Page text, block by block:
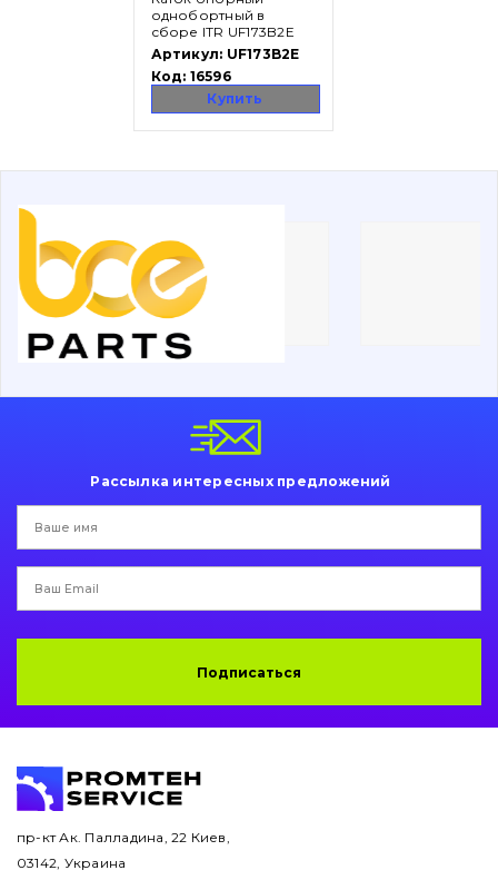
Фильтры и смазочные материалы
Коронки, зубья, адаптера, пальцы, фиксаторы
Ножи, режущие кромки
Защита (ковша, адаптера)
Подушки амортизационные
Трансмиссия
Рама и кузов
Буровой инструмент
Электрооборудование
листа
однобортный в
сборе ITR UF173B2E
Артикул: UF173B2E
Код: 16596
Купить
Рассылка интересных предложений
Подписаться
пр-кт Ак. Палладина, 22 Киев,
03142, Украина